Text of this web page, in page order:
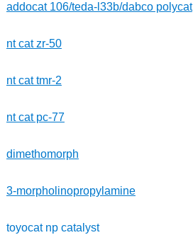
addocat 106/teda-l33b/dabco polycat
nt cat zr-50
nt cat tmr-2
nt cat pc-77
dimethomorph
3-morpholinopropylamine
toyocat np catalyst